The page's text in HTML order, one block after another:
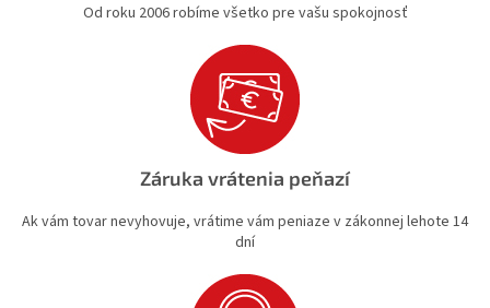
Od roku 2006 robíme všetko pre vašu spokojnosť
Záruka vrátenia peňazí
Ak vám tovar nevyhovuje, vrátime vám peniaze v zákonnej lehote 14
dní